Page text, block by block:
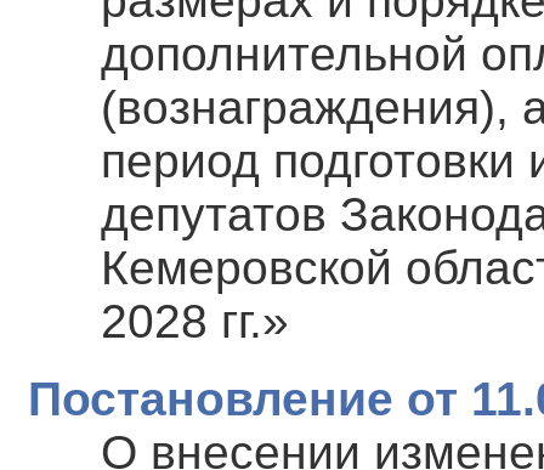
дополнительной
(вознаграждения),
период
депутатов
Кемеровской
2028 гг.»
Постановление от
О внесении